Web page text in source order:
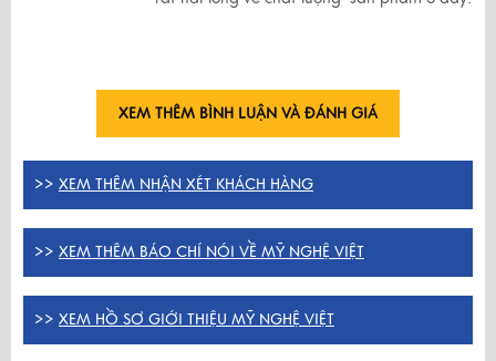
XEM THÊM BÌNH LUẬN VÀ ĐÁNH GIÁ
>> XEM THÊM NHẬN XÉT KHÁCH HÀNG
>> XEM THÊM BÁO CHÍ NÓI VỀ MỸ NGHỆ VIỆT
>> XEM HỒ SƠ GIỚI THIỆU MỸ NGHỆ VIỆT